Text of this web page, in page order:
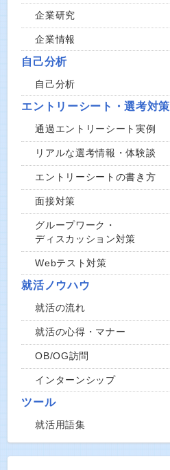
企業研究
企業情報
自己分析
自己分析
エントリーシート・選考対策
通過エントリーシート実例
リアルな選考情報・体験談
エントリーシートの書き方
面接対策
グループワーク・
ディスカッション対策
Webテスト対策
就活ノウハウ
就活の流れ
就活の心得・マナー
OB/OG訪問
インターンシップ
ツール
就活用語集